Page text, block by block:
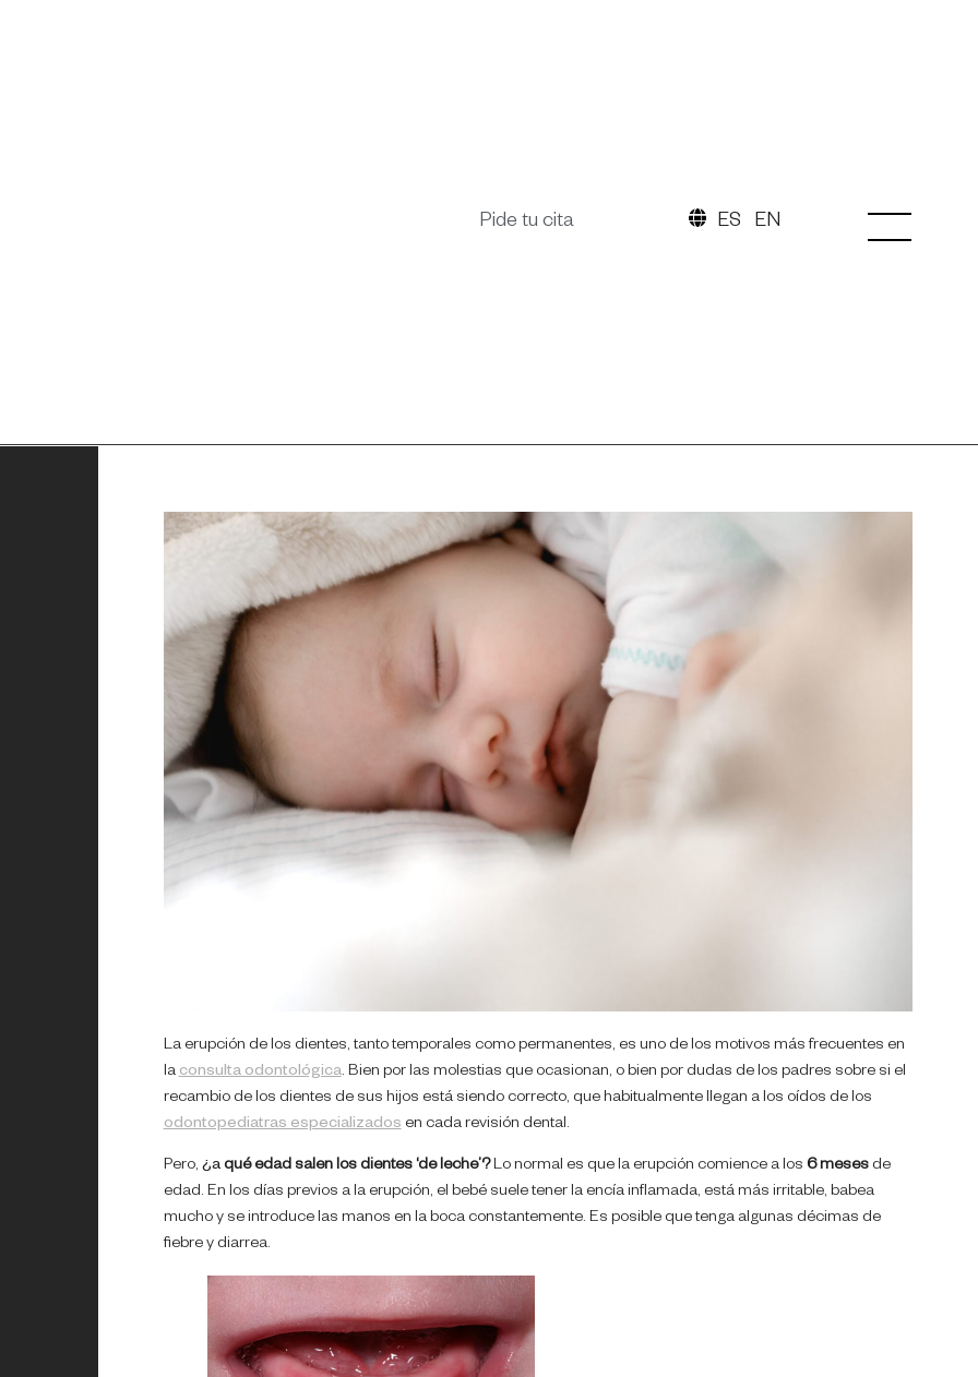
Pide tu cita ES EN
La erupción de los dientes, tanto temporales como permanentes, es uno de los motivos más frecuentes en
laconsulta odontológica. Bien por las molestias que ocasionan, o bien por dudas de los padres sobre si el
recambio de los dientes de sus hijos está siendo correcto, que habitualmente llegan a los oídos de los
odontopediatras especializadosen cada revisión dental.
Pero, ¿aqué edad salen los dientes ‘de leche’?Lo normal es que la erupción comience a los 6 mesesde
edad. En los días previos a la erupción, el bebé suele tener la encía inflamada, está más irritable, babea
mucho y se introduce las manos en la boca constantemente. Es posible que tenga algunas décimas de
fiebre y diarrea.